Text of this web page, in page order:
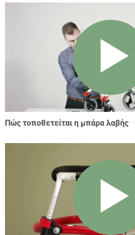
Πώς τοποθετείται η μπάρα λαβής